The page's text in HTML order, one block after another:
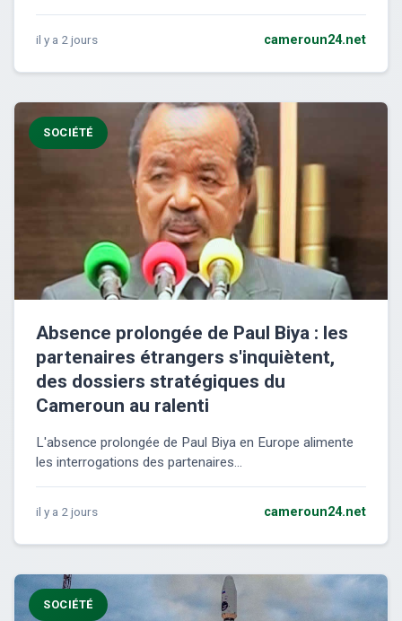
il y a 2 jours cameroun24.net
SOCIÉTÉ
Absence prolongée de Paul Biya : les
partenaires étrangers s'inquiètent,
des dossiers stratégiques du
Cameroun au ralenti
L'absence prolongée de Paul Biya en Europe alimente
les interrogations des partenaires...
il y a 2 jours cameroun24.net
SOCIÉTÉ